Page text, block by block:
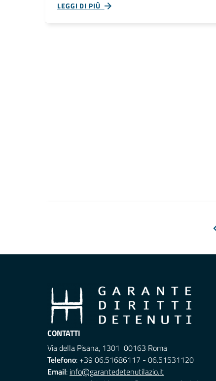
LEGGI DI PIÙ
CONTATTI
Via della Pisana, 1301 00163 Roma
Telefono: +39 06.51686117 - 06.51531120
Email: info@garantedetenutilazio.it